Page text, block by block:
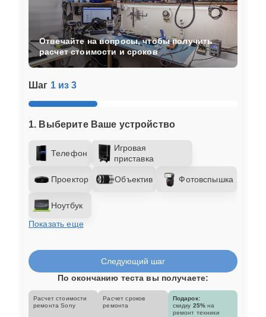
Шаг 1 из 3
1. Выберите Ваше устройство
Телефон
Игровая
приставка
Проектор Объектив Фотовспышка
Ноутбук
Показать еще
Отвечайте на вопросы, чтобы получить
расчет стоимости и сроков
Следующий шаг
По окончанию теста вы получаете:
Расчет стоимости
ремонта Sony
Расчет сроков
ремонта
Подарок:
скидку 25% на
ремонт техники